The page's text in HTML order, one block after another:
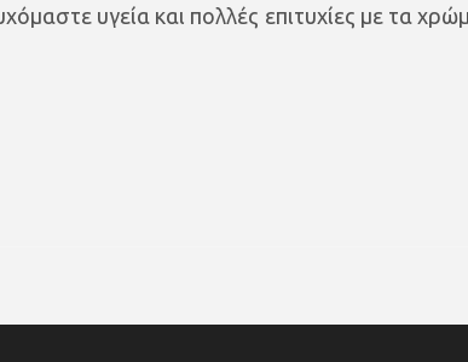
υγεία και πολλές επιτυχίες με τα